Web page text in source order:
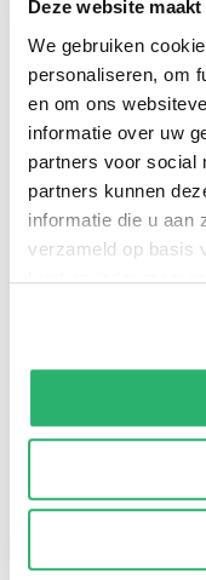
Deze website
We gebruiken
personaliseren, om
en om ons
informatie over uw
partners voor social
partners kunnen
informatie die u aan
verzameld op basis
kunt op ieder
We werken samen
kunnen ontvangen
Ina van der Beek.
0 |0